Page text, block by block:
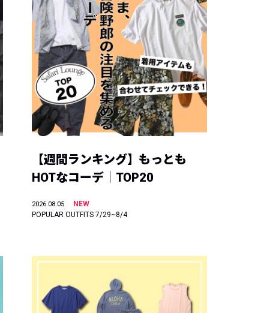
【週間ランキング】もっとも
HOTなコーデ｜TOP20
2026.08.05
NEW
POPULAR OUTFITS 7/29~8/4